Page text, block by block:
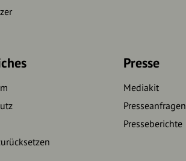
Presse
Mediakit
Presseanfragen
Presseberichte